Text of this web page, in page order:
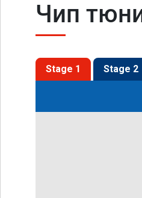
Чип
Stage 1 Stage 2